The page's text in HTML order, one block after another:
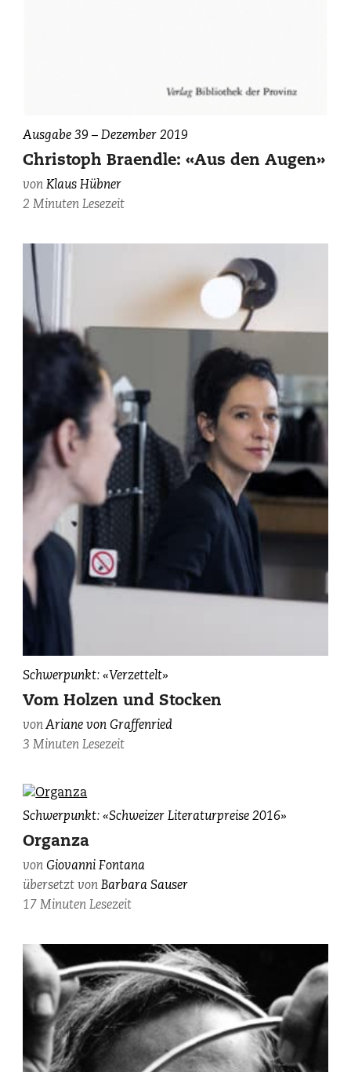
Ausgabe 39 – Dezember 2019
Christoph Braendle: «Aus den Augen»
vonKlaus Hübner
2 Minuten Lesezeit
Ariane
Graffenried,
photographiert
von
Herzog.
Schwerpunkt: «Verzettelt»
Vom Holzen und Stocken
vonAriane von Graffenried
3 Minuten Lesezeit
Giovanni
fotografiert
von
Mario
Del
Schwerpunkt: «Schweizer Literaturpreise 2016»
Organza
vonGiovanni Fontana
übersetzt vonBarbara Sauser
17 Minuten Lesezeit